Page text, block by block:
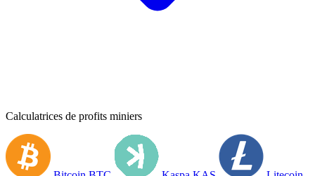
Calculatrices de profits miniers